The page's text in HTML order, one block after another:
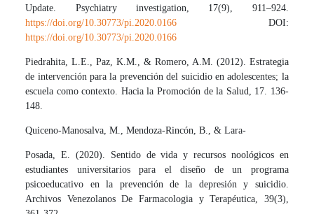
Update. Psychiatry investigation, 17(9), 911–924.
https://doi.org/10.30773/pi.2020.0166 DOI:
https://doi.org/10.30773/pi.2020.0166
Piedrahita, L.E., Paz, K.M., & Romero, A.M. (2012). Estrategia
de intervención para la prevención del suicidio en adolescentes; la
escuela como contexto. Hacia la Promoción de la Salud, 17. 136-
148.
Quiceno-Manosalva, M., Mendoza-Rincón, B., & Lara-
Posada, E. (2020). Sentido de vida y recursos noológicos en
estudiantes universitarios para el diseño de un programa
psicoeducativo en la prevención de la depresión y suicidio.
Archivos Venezolanos De Farmacologia y Terapéutica, 39(3),